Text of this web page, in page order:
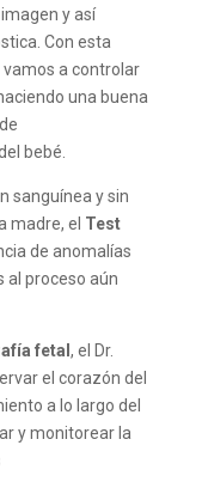
y así
Con esta
a controlar
una buena
bebé.
sanguínea y sin
madre, el Test
de anomalías
al proceso aún
fetal , el Dr.
el corazón del
a lo largo del
y monitorear la